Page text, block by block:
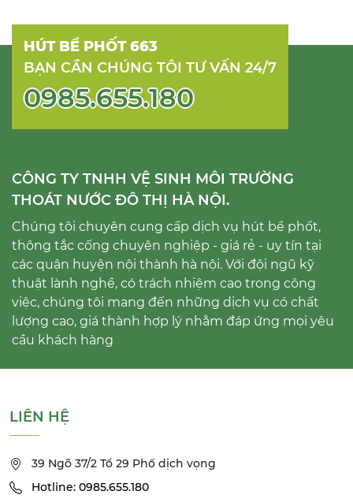
HÚT BỂ PHỐT 663
BẠN CẦN CHÚNG TÔI TƯ VẤN 24/7
0985.655.180
CÔNG TY TNHH VỆ SINH MÔI TRƯỜNG
THOÁT NƯỚC ĐÔ THỊ HÀ NỘI.
Chúng tôi chuyên cung cấp dịch vụ hút bể phốt,
thông tắc cống chuyên nghiệp - giá rẻ - uy tín tại
các quận huyện nội thành hà nội. Với đội ngũ kỹ
thuật lành nghề, có trách nhiệm cao trong công
việc, chúng tôi mang đến những dịch vụ có chất
lượng cao, giá thành hợp lý nhằm đáp ứng mọi yêu
cầu khách hàng
LIÊN HỆ
39 Ngõ 37/2 Tổ 29 Phố dịch vọng
Hotline: 0985.655.180